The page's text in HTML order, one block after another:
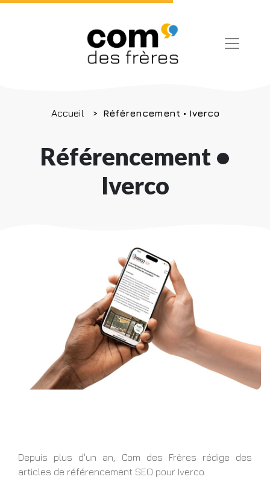
Accueil Référencement • Iverco
Référencement •
Iverco
Depuis plus d'un an, Com des Frères rédige des
articles de référencement SEO pour Iverco.